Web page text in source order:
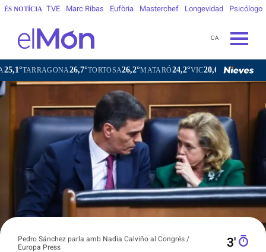
ÉS NOTÍCIA TVE Marc Ribas Eufòria Masterchef Longevidad Psicólogo
CA
26,7°TORTOSA26,2°MATARÓ24,2°VIC20,6°VILAFRANCA DEL
Pedro Sánchez parla amb Nadia Calviño al Congrés /
Europa Press
3′